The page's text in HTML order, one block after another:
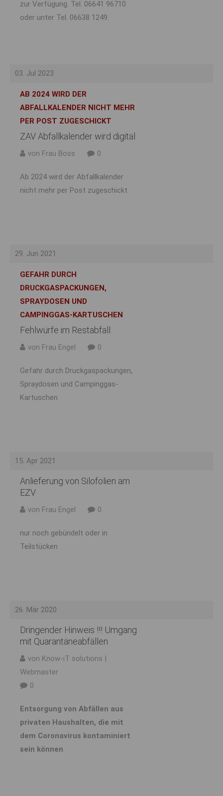
zur Verfügung. Tel. 06641 96710
oder unter Tel. 06638 1249.
03. Jul 2023
AB 2024 WIRD DER
ABFALLKALENDER NICHT MEHR
PER POST ZUGESCHICKT
ZAV Abfallkalender wird digital
von Frau Boss 0
Ab 2024 wird der Abfallkalender
nicht mehr per Post zugeschickt
29. Jun 2021
GEFAHR DURCH
DRUCKGASPACKUNGEN,
SPRAYDOSEN UND
CAMPINGGAS-KARTUSCHEN
Fehlwürfe im Restabfall
von Frau Engel 0
Gefahr durch Druckgaspackungen,
Spraydosen und Campinggas-
Kartuschen
15. Apr 2021
Anlieferung von Silofolien am
EZV
von Frau Engel 0
nur noch gebündelt oder in
Teilstücken
26. Mär 2020
Dringender Hinweis !!! Umgang
mit Quarantäneabfällen
von Know-iT solutions |
Webmaster
0
Entsorgung von Abfällen aus
privaten Haushalten, die mit
dem Coronavirus kontaminiert
sein können